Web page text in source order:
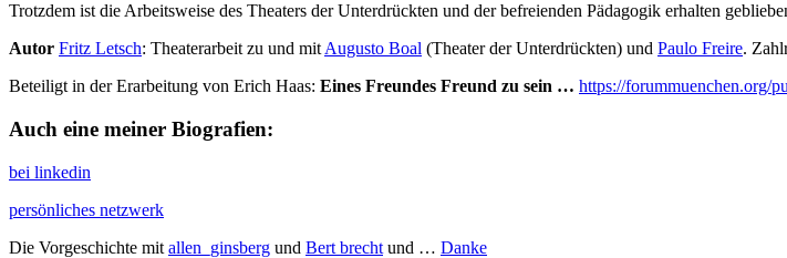
Trotzdem ist die Arbeitsweise des Theaters der Unterdrückten und der befreienden Pädagogik erhalten
Autor Fritz Letsch: Theaterarbeit zu und mit Augusto Boal (Theater der Unterdrückten) und Paulo Freire.
Beteiligt in der Erarbeitung von Erich Haas: Eines Freundes Freund zu sein … https://forummuenchen.org/
Auch eine meiner Biografien:
bei linkedin
persönliches netzwerk
Die Vorgeschichte mit allen_ginsberg und Bert brecht und … Danke